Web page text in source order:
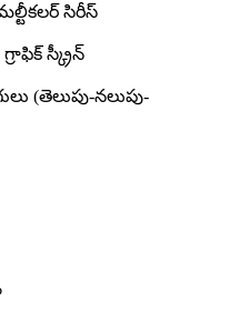
సిరీస్
స్క్రీన్
(తెలుపు-నలుపు-